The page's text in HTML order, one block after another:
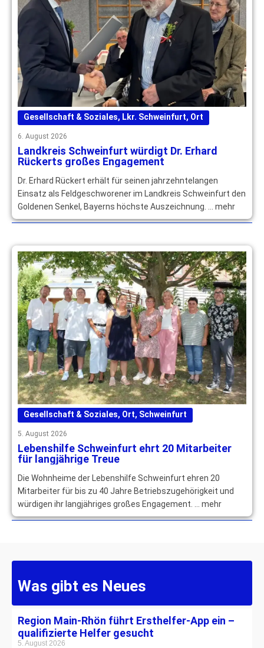
Gesellschaft & Soziales, Lkr. Schweinfurt, Ort
6. August 2026
Landkreis Schweinfurt würdigt Dr. Erhard
Rückerts großes Engagement
Dr. Erhard Rückert erhält für seinen jahrzehntelangen
Einsatz als Feldgeschworener im Landkreis Schweinfurt den
Goldenen Senkel, Bayerns höchste Auszeichnung. … mehr
Gesellschaft & Soziales, Ort, Schweinfurt
5. August 2026
Lebenshilfe Schweinfurt ehrt 20 Mitarbeiter
für langjährige Treue
Die Wohnheime der Lebenshilfe Schweinfurt ehren 20
Mitarbeiter für bis zu 40 Jahre Betriebszugehörigkeit und
würdigen ihr langjähriges großes Engagement. … mehr
Was gibt es Neues
Region Main-Rhön führt Ersthelfer-App ein –
qualifizierte Helfer gesucht
5. August 2026